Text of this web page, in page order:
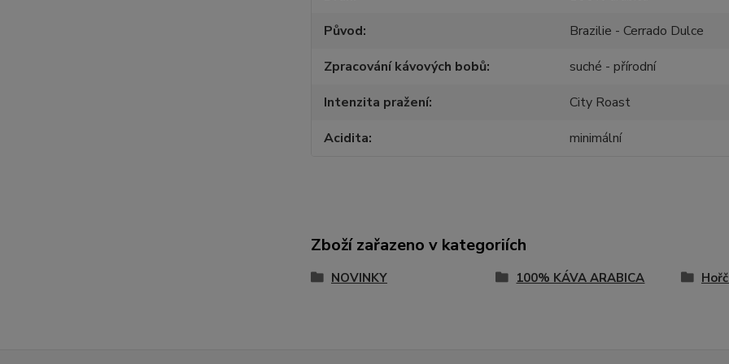
Původ
Brazilie - Cerrado Dulce
Zpracování kávových bobů
suché - přírodní
Intenzita pražení
City Roast
Acidita
minimální
Zboží zařazeno v kategoriích
NOVINKY 100% KÁVA ARABICA